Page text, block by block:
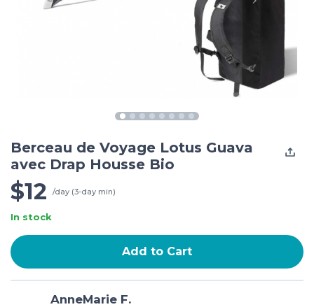
Berceau de Voyage Lotus Guava
avec Drap Housse Bio
$12 /day (3-day min)
In stock
Add to Cart
AnneMarie F.